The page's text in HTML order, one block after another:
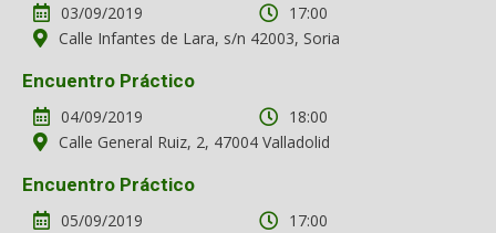
03/09/2019
17:00
Calle Infantes de Lara, s/n 42003, Soria
Encuentro Práctico
04/09/2019
18:00
Calle General Ruiz, 2, 47004 Valladolid
Encuentro Práctico
05/09/2019
17:00